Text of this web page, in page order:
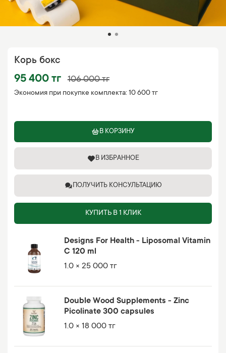
Корь бокс
95 400 тг 106 000 тг
Экономия при покупке комплекта: 10 600 тг
В КОРЗИНУ
В ИЗБРАННОЕ
ПОЛУЧИТЬ КОНСУЛЬТАЦИЮ
КУПИТЬ В 1 КЛИК
Designs For Health - Liposomal Vitamin
C 120 ml
1.0 × 25 000 тг
Double Wood Supplements - Zinc
Picolinate 300 capsules
1.0 × 18 000 тг